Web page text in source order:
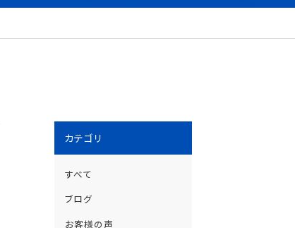
カテゴリ
すべて
ブログ
お客様の声